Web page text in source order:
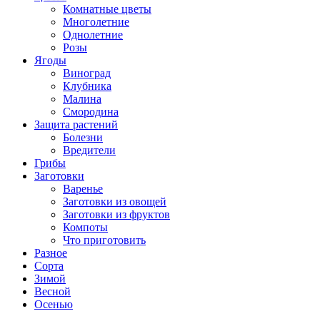
Комнатные цветы
Многолетние
Однолетние
Розы
Ягоды
Виноград
Клубника
Малина
Смородина
Защита растений
Болезни
Вредители
Грибы
Заготовки
Варенье
Заготовки из овощей
Заготовки из фруктов
Компоты
Что приготовить
Разное
Сорта
Зимой
Весной
Осенью